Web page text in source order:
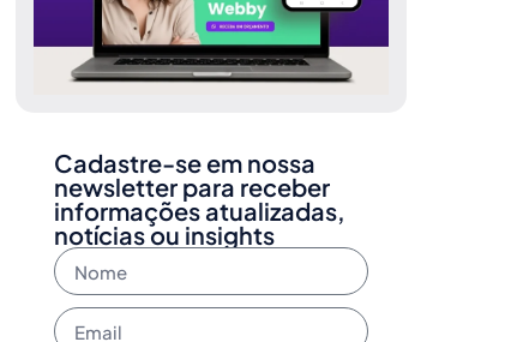
Cadastre-se em nossa
newsletter para receber
informações atualizadas,
notícias ou insights